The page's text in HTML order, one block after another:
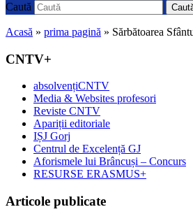
Caută
Acasă » prima pagină » Sărbătoarea
CNTV+
absolvențiCNTV
Media & Websites profesori
Reviste CNTV
Apariții editoriale
IȘJ Gorj
Centrul de Excelență GJ
Aforismele lui Brâncuși – Concurs
RESURSE ERASMUS+
Articole publicate